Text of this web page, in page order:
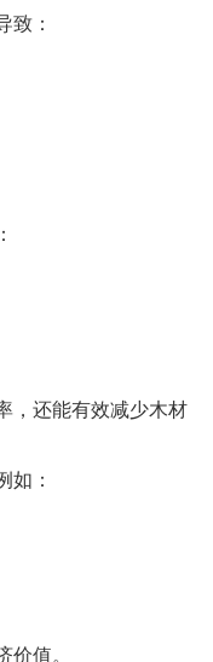
致：
，还能有效减少木材
如：
价值。